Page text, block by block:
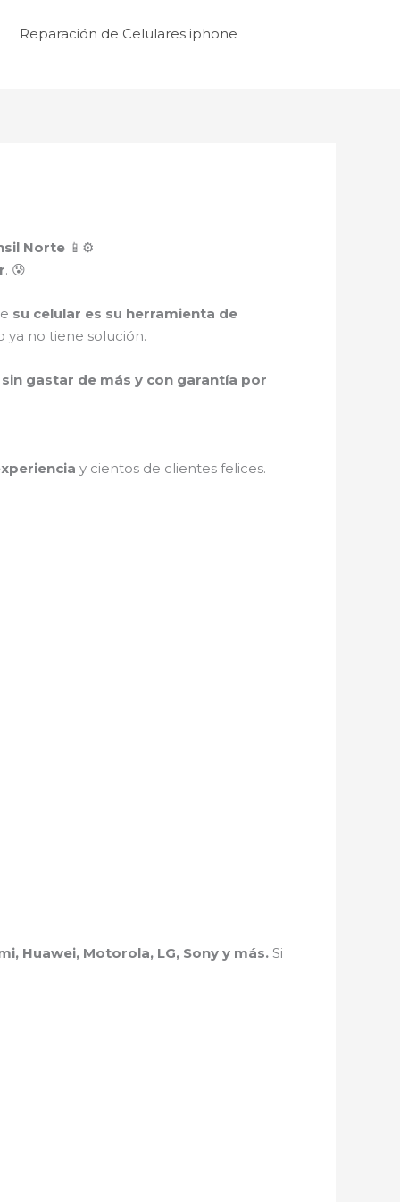
Reparación de Celulares iphone
Norte 📱⚙️
. 😰
su celular es su herramienta de
ya no tiene solución.
gastar de más y con garantía por
y cientos de clientes felices.
Huawei, Motorola, LG, Sony y más. Si